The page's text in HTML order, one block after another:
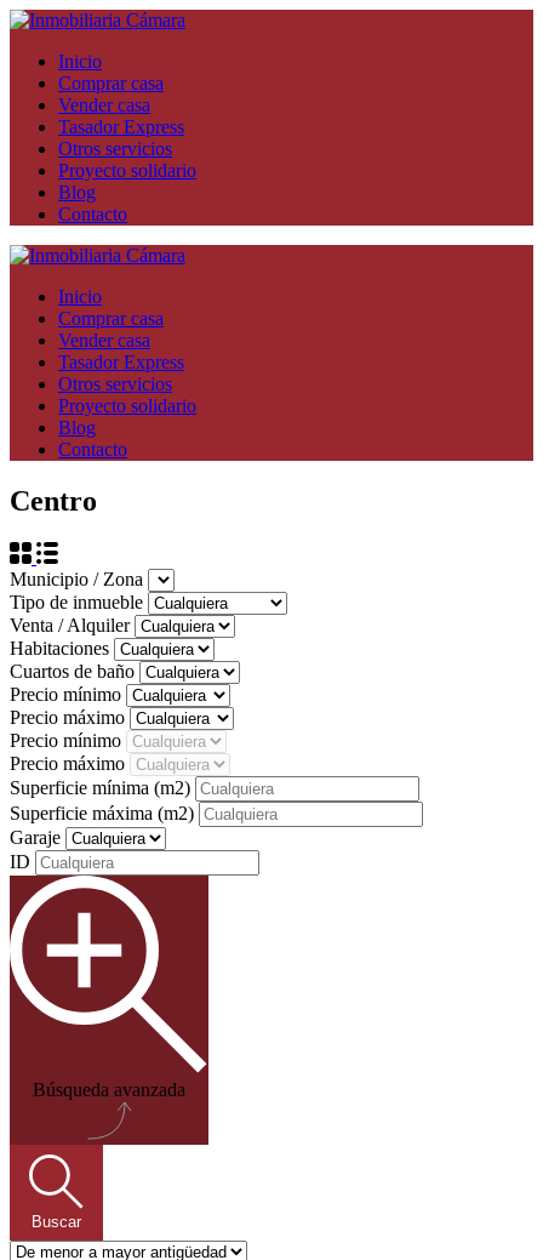
Inicio
Comprar casa
Vender casa
Tasador Express
Otros servicios
Proyecto solidario
Blog
Contacto
Inicio
Comprar casa
Vender casa
Tasador Express
Otros servicios
Proyecto solidario
Blog
Contacto
Centro
Municipio / Zona
Tipo de inmueble
Venta / Alquiler
Habitaciones
Cuartos de baño
Precio mínimo
Precio máximo
Precio mínimo
Precio máximo
Superficie mínima (m2)
Superficie máxima (m2)
Garaje
ID
Búsqueda avanzada
Buscar